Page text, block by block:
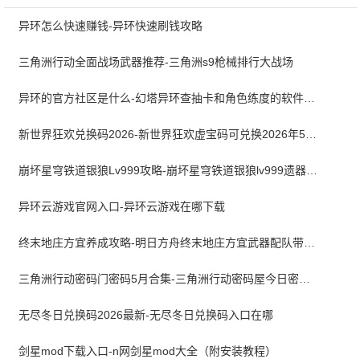
异环怎么快速赚钱-异环快速刷钱攻略
三角洲行动全面战场武器推荐-三角洲s9枪械排行大战场
异环的官方社区是什么-幻塔异环查抽卡和角色练度的软件叫什么
新世界狂欢兑换码2026-新世界狂欢虚宝码可兑换2026年5月最新
崩坏星穹铁道银狼Lv999攻略-崩坏星穹铁道银狼lv999遗器词条带什么
异环云游戏官网入口-异环云游戏在哪下载
终末地庄方宜养成攻略-明日方舟终末地庄方宜武器配队带什么
三角洲行动密码门密码5月合集-三角洲行动密码屋今日密码大全2026最新5月
无尽冬日兑换码2026最新-无尽冬日兑换码入口在哪
剑星mod下载入口-n网剑星mod大全（附安装教程）